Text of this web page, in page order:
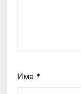
Име *